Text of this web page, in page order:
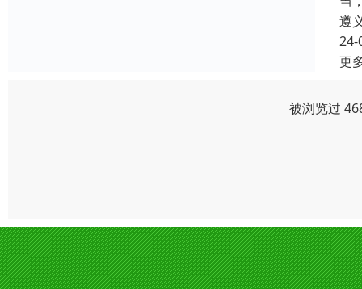
遵
24-
更
被浏览过